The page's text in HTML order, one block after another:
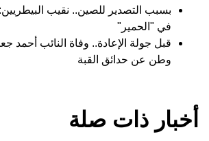
بسبب التصدير للصين.. نقيب
في "الحمير"
قبل جولة الإعادة.. وفاة النائب
وطن عن حدائق القبة
أخبار ذات صلة